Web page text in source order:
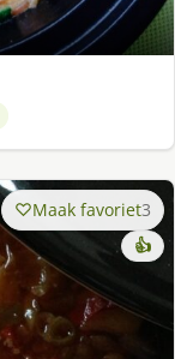
Maak favoriet3
👍